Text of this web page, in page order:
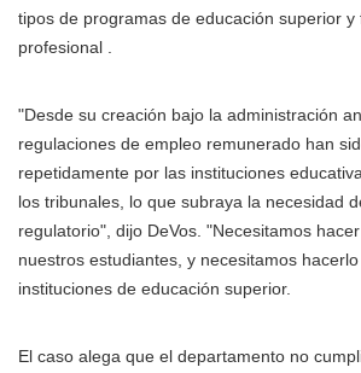
tipos de programas de educación superior y
profesional .
"Desde su creación bajo la administración
regulaciones de empleo remunerado han
repetidamente por las instituciones
los tribunales, lo que subraya la necesidad
regulatorio", dijo DeVos. "Necesitamos
nuestros estudiantes, y necesitamos
instituciones de educación superior.
El caso alega que el departamento no